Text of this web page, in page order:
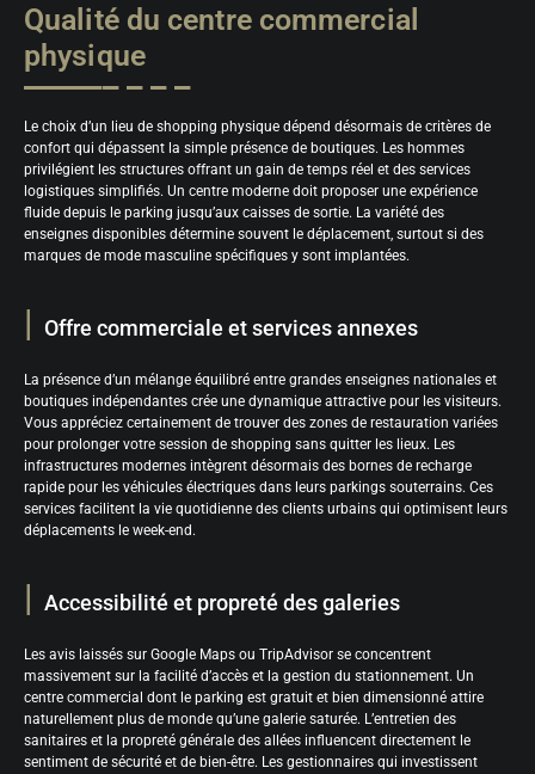
Qualité du centre commercial
physique
Le choix d’un lieu de shopping physique dépend désormais de critères de
confort qui dépassent la simple présence de boutiques. Les hommes
privilégient les structures offrant un gain de temps réel et des services
logistiques simplifiés. Un centre moderne doit proposer une expérience
fluide depuis le parking jusqu’aux caisses de sortie. La variété des
enseignes disponibles détermine souvent le déplacement, surtout si des
marques de mode masculine spécifiques y sont implantées.
Offre commerciale et services annexes
La présence d’un mélange équilibré entre grandes enseignes nationales et
boutiques indépendantes crée une dynamique attractive pour les visiteurs.
Vous appréciez certainement de trouver des zones de restauration variées
pour prolonger votre session de shopping sans quitter les lieux. Les
infrastructures modernes intègrent désormais des bornes de recharge
rapide pour les véhicules électriques dans leurs parkings souterrains. Ces
services facilitent la vie quotidienne des clients urbains qui optimisent leurs
déplacements le week-end.
Accessibilité et propreté des galeries
Les avis laissés sur Google Maps ou TripAdvisor se concentrent
massivement sur la facilité d’accès et la gestion du stationnement. Un
centre commercial dont le parking est gratuit et bien dimensionné attire
naturellement plus de monde qu’une galerie saturée. L’entretien des
sanitaires et la propreté générale des allées influencent directement le
sentiment de sécurité et de bien-être. Les gestionnaires qui investissent